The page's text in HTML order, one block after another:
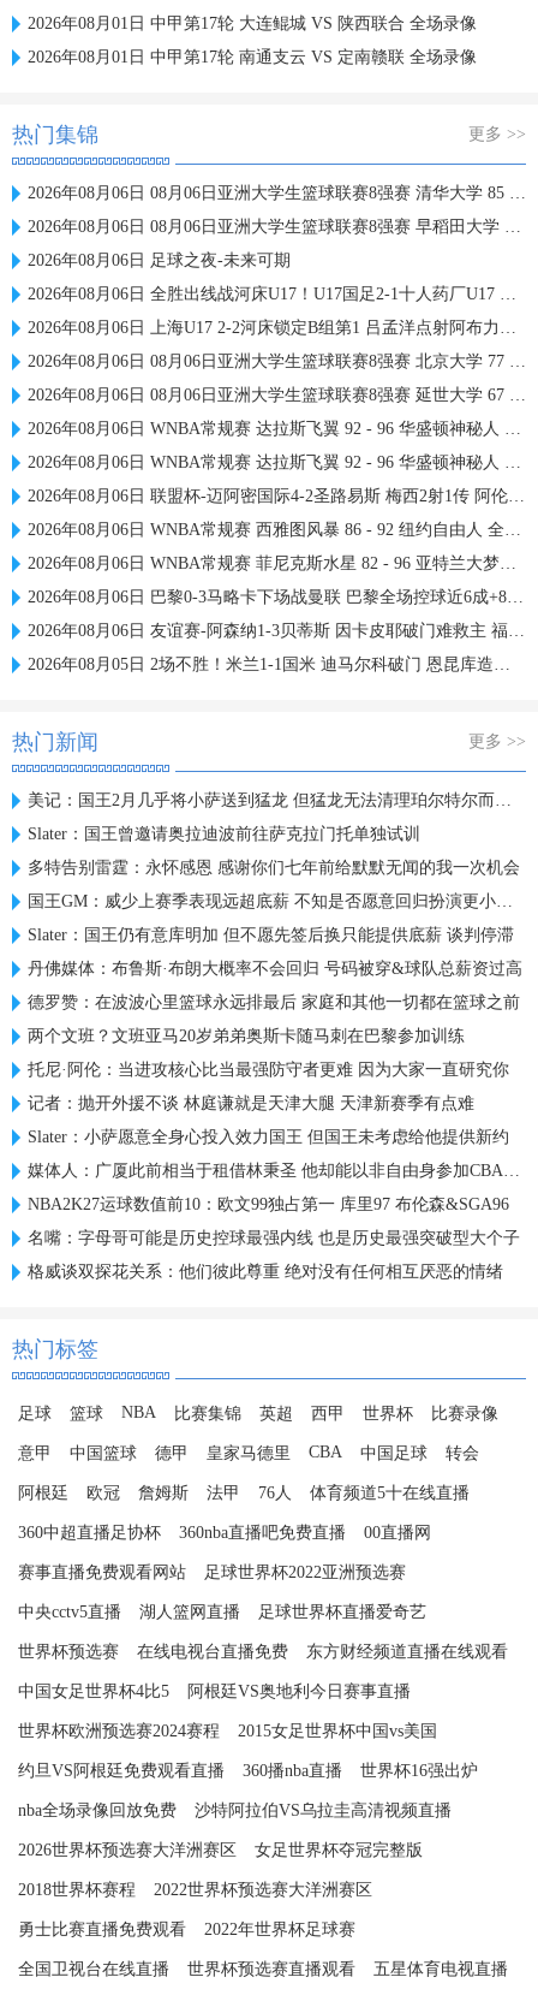
2026年08月01日 中甲第17轮 大连鲲城 VS 陕西联合 全场录像
2026年08月01日 中甲第17轮 南通支云 VS 定南赣联 全场录像
热门集锦 更多 >>
2026年08月06日 08月06日亚洲大学生篮球联赛8强赛 清华大学 85 - 81 菲律宾大学 集锦
2026年08月06日 08月06日亚洲大学生篮球联赛8强赛 早稻田大学 78 - 71 高丽大学 集锦
2026年08月06日 足球之夜-未来可期
2026年08月06日 全胜出线战河床U17！U17国足2-1十人药厂U17 赵松源登场1分钟传射
2026年08月06日 上海U17 2-2河床锁定B组第1 吕孟洋点射阿布力米破门 将战A组第2
2026年08月06日 08月06日亚洲大学生篮球联赛8强赛 北京大学 77 - 79 上海交通大学 集锦
2026年08月06日 08月06日亚洲大学生篮球联赛8强赛 延世大学 67 - 72 政治大学 集锦
2026年08月06日 WNBA常规赛 达拉斯飞翼 92 - 96 华盛顿神秘人 全场集锦
2026年08月06日 WNBA常规赛 达拉斯飞翼 92 - 96 华盛顿神秘人 全场集锦
2026年08月06日 联盟杯-迈阿密国际4-2圣路易斯 梅西2射1传 阿伦助攻戴帽
2026年08月06日 WNBA常规赛 西雅图风暴 86 - 92 纽约自由人 全场集锦
2026年08月06日 WNBA常规赛 菲尼克斯水星 82 - 96 亚特兰大梦想 全场集锦
2026年08月06日 巴黎0-3马略卡下场战曼联 巴黎全场控球近6成+8射3正未果
2026年08月06日 友谊赛-阿森纳1-3贝蒂斯 因卡皮耶破门难救主 福纳尔斯1射2传
2026年08月05日 2场不胜！米兰1-1国米 迪马尔科破门 恩昆库造点+点射拉莫斯登场
热门新闻 更多 >>
美记：国王2月几乎将小萨送到猛龙 但猛龙无法清理珀尔特尔而告吹
Slater：国王曾邀请奥拉迪波前往萨克拉门托单独试训
多特告别雷霆：永怀感恩 感谢你们七年前给默默无闻的我一次机会
国王GM：威少上赛季表现远超底薪 不知是否愿意回归扮演更小角色
Slater：国王仍有意库明加 但不愿先签后换只能提供底薪 谈判停滞
丹佛媒体：布鲁斯·布朗大概率不会回归 号码被穿&球队总薪资过高
德罗赞：在波波心里篮球永远排最后 家庭和其他一切都在篮球之前
两个文班？文班亚马20岁弟弟奥斯卡随马刺在巴黎参加训练
托尼·阿伦：当进攻核心比当最强防守者更难 因为大家一直研究你
记者：抛开外援不谈 林庭谦就是天津大腿 天津新赛季有点难
Slater：小萨愿意全身心投入效力国王 但国王未考虑给他提供新约
媒体人：广厦此前相当于租借林秉圣 他却能以非自由身参加CBA选秀
NBA2K27运球数值前10：欧文99独占第一 库里97 布伦森&SGA96
名嘴：字母哥可能是历史控球最强内线 也是历史最强突破型大个子
格威谈双探花关系：他们彼此尊重 绝对没有任何相互厌恶的情绪
热门标签
足球 篮球 NBA 比赛集锦 英超 西甲 世界杯 比赛录像
意甲 中国篮球 德甲 皇家马德里 CBA 中国足球 转会
阿根廷 欧冠 詹姆斯 法甲 76人 体育频道5十在线直播
360中超直播足协杯 360nba直播吧免费直播 00直播网
赛事直播免费观看网站 足球世界杯2022亚洲预选赛
中央cctv5直播 湖人篮网直播 足球世界杯直播爱奇艺
世界杯预选赛 在线电视台直播免费 东方财经频道直播在线观看
中国女足世界杯4比5 阿根廷VS奥地利今日赛事直播
世界杯欧洲预选赛2024赛程 2015女足世界杯中国vs美国
约旦VS阿根廷免费观看直播 360播nba直播 世界杯16强出炉
nba全场录像回放免费 沙特阿拉伯VS乌拉圭高清视频直播
2026世界杯预选赛大洋洲赛区 女足世界杯夺冠完整版
2018世界杯赛程 2022世界杯预选赛大洋洲赛区
勇士比赛直播免费观看 2022年世界杯足球赛
全国卫视台在线直播 世界杯预选赛直播观看 五星体育电视直播